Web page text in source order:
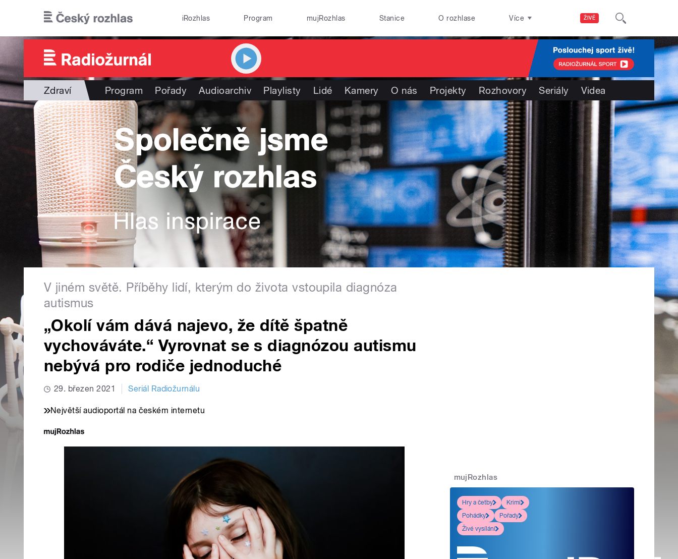
ŽIVĚ
iRozhlas Program mujRozhlas Stanice O rozhlase Více
Zdraví Program Pořady Audioarchiv Playlisty Lidé Kamery O nás Projekty Rozhovory Seriály Videa
V jiném světě. Příběhy lidí, kterým do života vstoupila diagnóza
autismus
„Okolí vám dává najevo, že dítě špatně
vychováváte.“ Vyrovnat se s diagnózou autismu
nebývá pro rodiče jednoduché
29. březen 2021 Seriál Radiožurnálu
Největší audioportál na českém internetu
mujRozhlas
Hry a četby
Krimi
Pohádky
Pořady
Živé vysílání